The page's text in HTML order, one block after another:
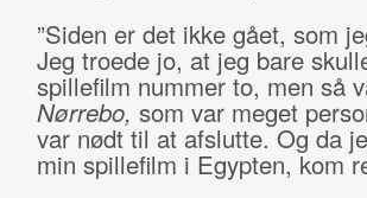
”Siden er det ikke gået, som
Jeg troede jo, at jeg bare
spillefilm nummer to, men så
Nørrebo, som var meget
var nødt til at afslutte. Og da
min spillefilm i Egypten, kom